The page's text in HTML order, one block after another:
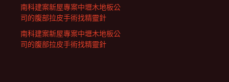
南科建案新屋專案中壢木地板公
司的腹部拉皮手術找精靈針
南科建案新屋專案中壢木地板公
司的腹部拉皮手術找精靈針